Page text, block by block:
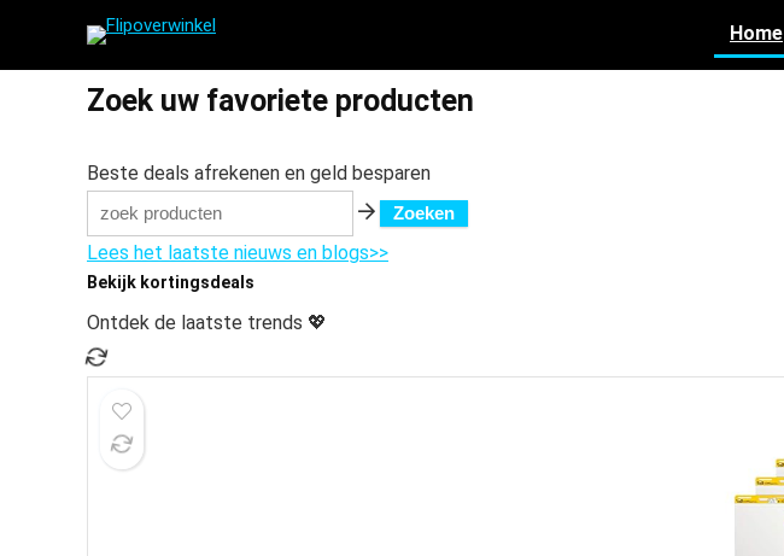
Home
Zoek uw favoriete producten
Beste deals afrekenen en geld besparen
Zoeken
Lees het laatste nieuws en blogs>>
Bekijk kortingsdeals
Ontdek de laatste trends 💖